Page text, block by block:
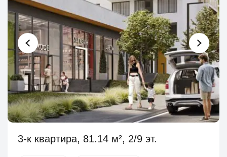
3-к квартира, 81.14 м², 2/9 эт.